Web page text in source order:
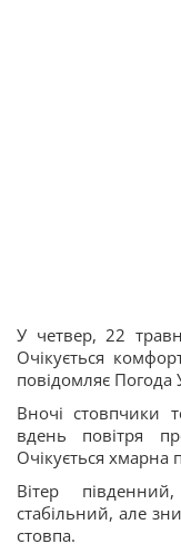
У четвер, 22
Очікується
повідомляє Погода
Вночі стовпчики
вдень повітря
Очікується хмарна
Вітер
стабільний, але
стовпа.